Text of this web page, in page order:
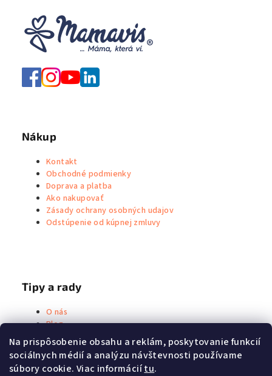
Na prispôsobenie obsahu a reklám, poskytovanie funkcií
sociálnych médií a analýzu návštevnosti používame
súbory cookie. Viac informáciítu.
Nákup
Kontakt
Obchodné podmienky
Doprava a platba
Ako nakupovať
Zásady ochrany osobných udajov
Odstúpenie od kúpnej zmluvy
Tipy a rady
O nás
Blog
Metoda Priessnitz